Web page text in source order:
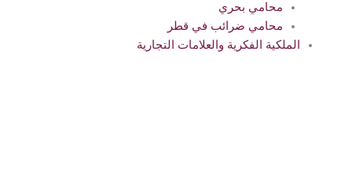
محامي بحري
محامي ضرائب في قطر
الملكية الفكرية والعلامات التجارية